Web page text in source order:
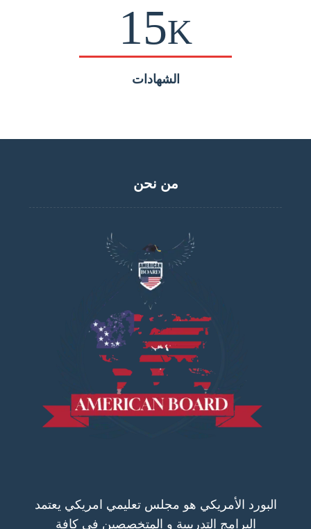
15K
الشهادات
من نحن
البورد الأمريكي هو مجلس تعليمي امريكي يعتمد
البرامج التدريبية و المتخصصين في كافة